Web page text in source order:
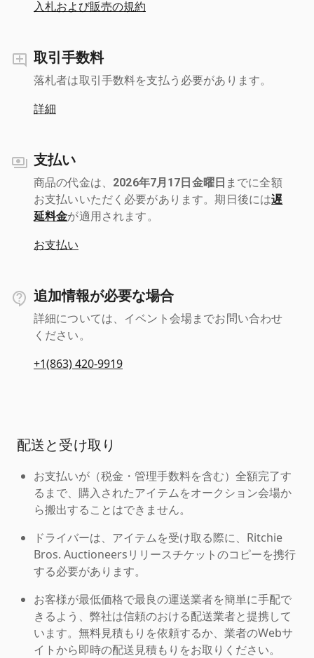
入札および販売の規約
取引手数料
落札者は取引手数料を支払う必要があります。
詳細
支払い
商品の代金は、 2026年7月17日金曜日 までに全額
お支払いいただく必要があります。期日後には遅
延料金が適用されます。
お支払い
追加情報が必要な場合
詳細については、イベント会場までお問い合わせ
ください。
+1(863) 420-9919
配送と受け取り
お支払いが（税金・管理手数料を含む）全額完了す
るまで、購入されたアイテムをオークション会場か
ら搬出することはできません。
ドライバーは、アイテムを受け取る際に、Ritchie
Bros. Auctioneersリリースチケットのコピーを携行
する必要があります。
お客様が最低価格で最良の運送業者を簡単に手配で
きるよう、弊社は信頼のおける配送業者と提携して
います。無料見積もりを依頼するか、業者のWebサ
イトから即時の配送見積もりをお取りください。